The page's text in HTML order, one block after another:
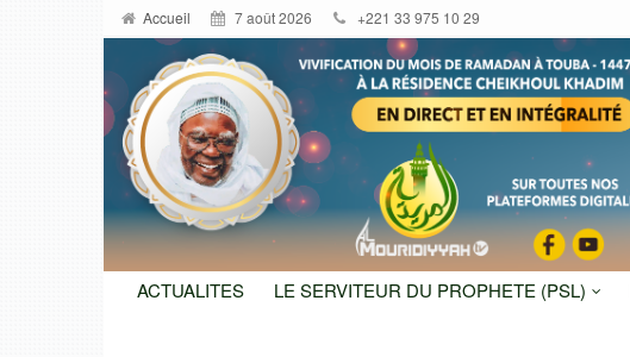
Accueil 7 août 2026 +221 33 975 10 29
ACTUALITES LE SERVITEUR DU PROPHETE (PSL)